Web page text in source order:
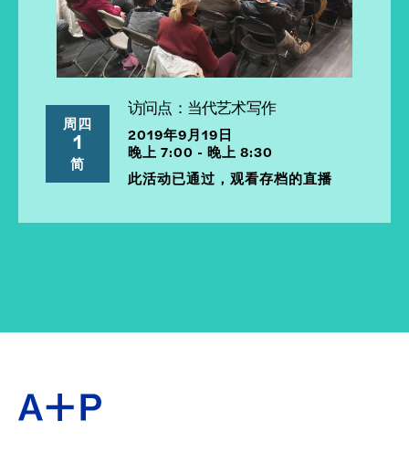
周四
1
简
访问点：当代艺术写作
2019年9月19日
晚上 7:00 - 晚上 8:30
此活动已通过，观看存档的直播